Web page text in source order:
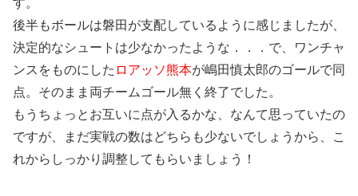
後半もボールは磐田が支配しているように感じましたが、
決定的なシュートは少なかったような．．．で、ワンチャ
ンスをものにした ロアッソ熊本が嶋田慎太郎のゴールで同
点。そのまま両チームゴール無く終了でした。
もうちょっとお互いに点が入るかな、なんて思っていたの
ですが、まだ実戦の数はどちらも少ないでしょうから、こ
れからしっかり調整してもらいましょう！